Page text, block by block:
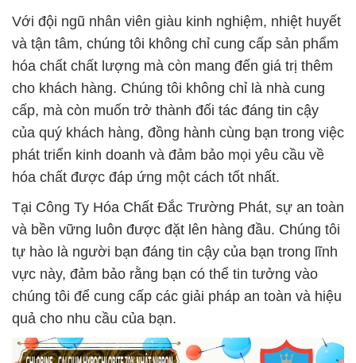
Với đội ngũ nhân viên giàu kinh nghiệm, nhiệt huyết
và tận tâm, chúng tôi không chỉ cung cấp sản phẩm
hóa chất chất lượng mà còn mang đến giá trị thêm
cho khách hàng. Chúng tôi không chỉ là nhà cung
cấp, mà còn muốn trở thành đối tác đáng tin cậy
của quý khách hàng, đồng hành cùng bạn trong việc
phát triển kinh doanh và đảm bảo mọi yêu cầu về
hóa chất được đáp ứng một cách tốt nhất.
Tại Công Ty Hóa Chất Đắc Trường Phát, sự an toàn
và bền vững luôn được đặt lên hàng đầu. Chúng tôi
tự hào là người bạn đáng tin cậy của bạn trong lĩnh
vực này, đảm bảo rằng bạn có thể tin tưởng vào
chúng tôi để cung cấp các giải pháp an toàn và hiệu
quả cho nhu cầu của bạn.